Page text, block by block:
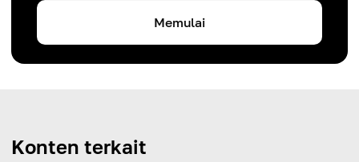
Memulai
Konten terkait